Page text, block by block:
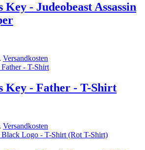
- Judeobeast Assassin
Versandkosten
Key - Father - T-Shirt
Versandkosten